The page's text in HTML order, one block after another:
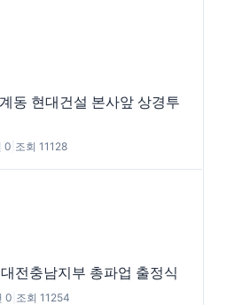
동 현대건설 본사앞 상경투
0 조회 11128
전충남지부 총파업 출정식
0 조회 11254